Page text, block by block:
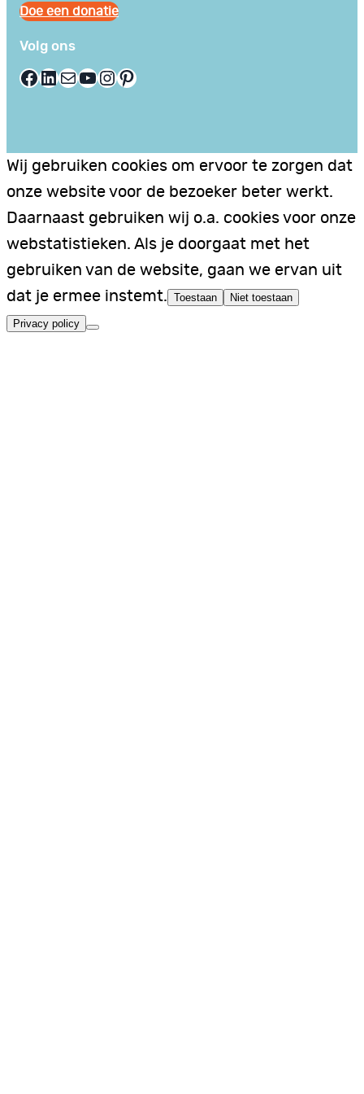
Doe een donatie
Volg ons
Facebook LinkedIn E-mail YouTube InstagramPinterest
Wij gebruiken cookies om ervoor te zorgen dat
onze website voor de bezoeker beter werkt.
Daarnaast gebruiken wij o.a. cookies voor onze
webstatistieken. Als je doorgaat met het
gebruiken van de website, gaan we ervan uit
dat je ermee instemt. Toestaan Niet toestaan
Privacy policy